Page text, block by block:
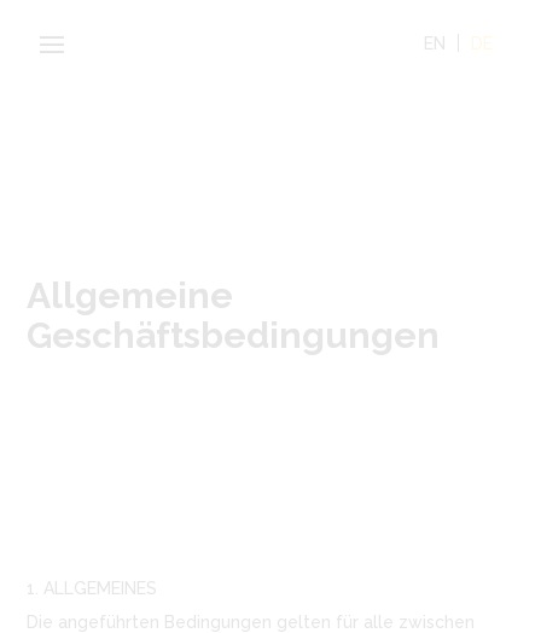
EN DE
Allgemeine
Geschäfts­bedingungen
1. ALLGEMEINES
Die angeführten Bedingungen gelten für alle zwischen